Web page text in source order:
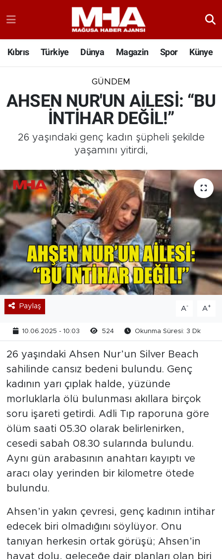
Kıbrıs Türkiye Dünya Magazin Spor Künye
GÜNDEM
AHSEN NUR'UN AİLESİ: “BU
İNTİHAR DEĞİL!”
26 yaşındaki genç kadın şüpheli şekilde
yaşamını yitirdi,
Paylaş A- A+
10.06.2025 - 10:03 524 Okunma Süresi: 3 Dk
26 yaşındaki Ahsen Nur’un Silver Beach
sahilinde cansız bedeni bulundu. Genç
kadının yarı çıplak halde, yüzünde
morluklarla ölü bulunması akıllara birçok
soru işareti getirdi. Adli Tıp raporuna göre
ölüm saati 05.30 olarak belirlenirken,
cesedi sabah 08.30 sularında bulundu.
Aynı gün arabasının anahtarı kayıptı ve
aracı olay yerinden bir kilometre ötede
bulundu.
Ahsen’in yakın çevresi, genç kadının intihar
edecek biri olmadığını söylüyor. Onu
tanıyan herkesin ortak görüşü; Ahsen’in
hayat dolu, geleceğe dair planları olan biri